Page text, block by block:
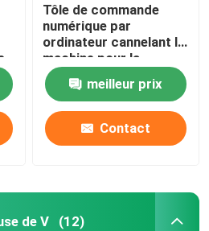
Tôle de commande
numérique par
ordinateur cannelant la
machine pour la
machine 1240
d'encocheuse du mur
rideau V en métal
meilleur prix
Contact
de V (12)